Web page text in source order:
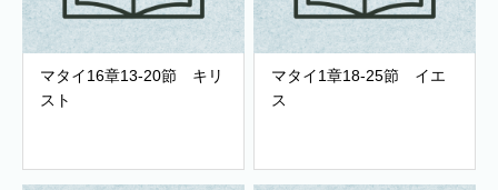
マタイ16章13-20節 キリ
スト
マタイ1章18-25節 イエ
ス